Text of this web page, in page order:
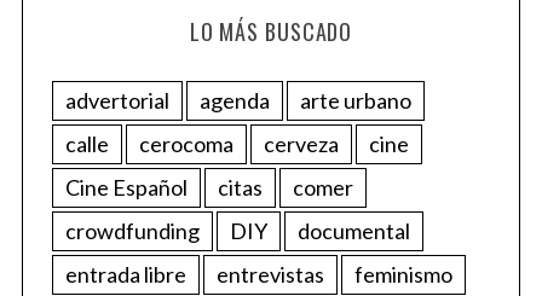
LO MÁS BUSCADO
advertorial agenda
arte urbano
calle
cerocoma cerveza
cine
Cine Español
citas
comer
crowdfunding
DIY
documental
entrada libre
entrevistas
feminismo